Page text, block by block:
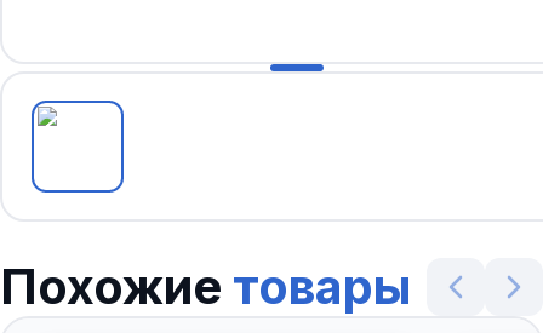
Похожие товары